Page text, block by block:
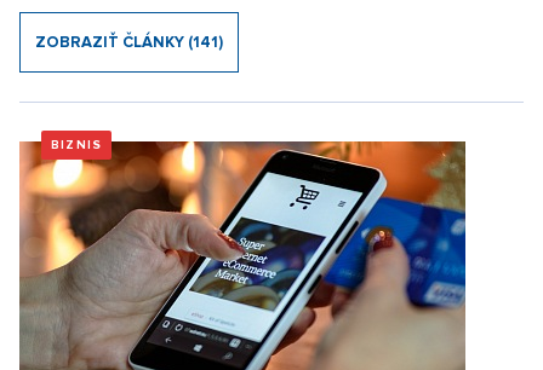
ZOBRAZIŤ ČLÁNKY (141)
BIZNIS